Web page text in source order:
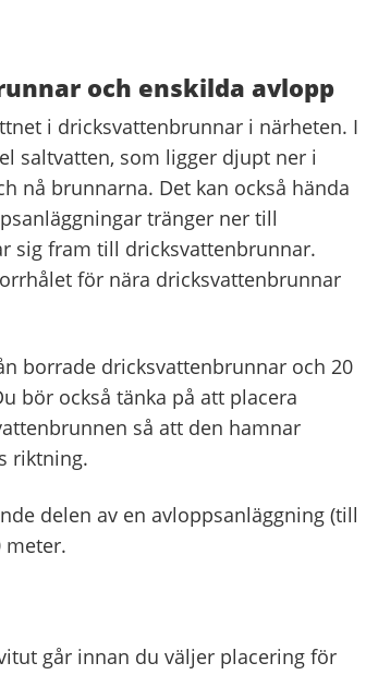
och enskilda avlopp
i dricksvattenbrunnar i närheten. I
saltvatten, som ligger djupt ner i
nå brunnarna. Det kan också hända
tränger ner till
sig fram till dricksvattenbrunnar.
för nära dricksvattenbrunnar
borrade dricksvattenbrunnar och 20
bör också tänka på att placera
så att den hamnar
riktning.
delen av en avloppsanläggning (till
meter.
går innan du väljer placering för